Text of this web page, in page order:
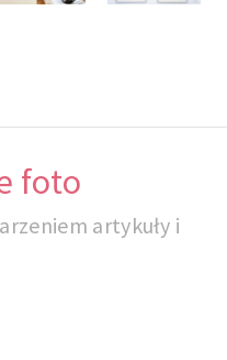
foto
artykuły i